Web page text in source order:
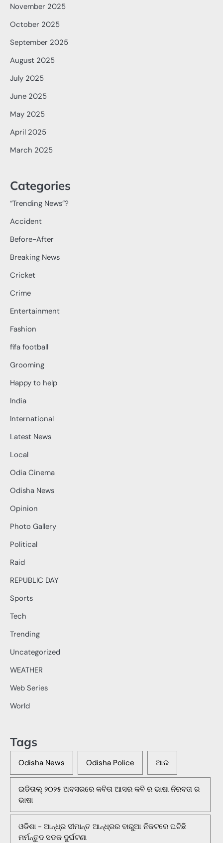
November 2025
October 2025
September 2025
August 2025
July 2025
June 2025
May 2025
April 2025
March 2025
Categories
“Trending News”?
Accident
Before-After
Breaking News
Cricket
Crime
Entertainment
Fashion
fifa football
Grooming
Happy to help
India
International
Latest News
Local
Odia Cinema
Odisha News
Opinion
Photo Gallery
Political
Raid
REPUBLIC DAY
Sports
Tech
Trending
Uncategorized
WEATHER
Web Series
World
Tags
Odisha News Odisha Police ଆର
ଇଡିତାଲ୍ ୨୦୨୫ ଅବସରରେ କବିତା ଆସର କବି ର ଭାଷା ନିରବତା ର
ଭାଷା
ଓଡିଶା - ଆନ୍ଧ୍ର ସୀମାନ୍ତ ଆନ୍ଧ୍ରର ବାରୁଆ ନିକଟରେ ଘଟିଛି
ମର୍ମନ୍ତୁଦ ସଡକ ଦୁର୍ଘଟଣା